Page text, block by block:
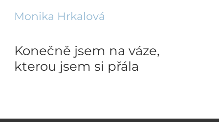
Monika Hrkalová
Konečně jsem na váze,
kterou jsem si přála